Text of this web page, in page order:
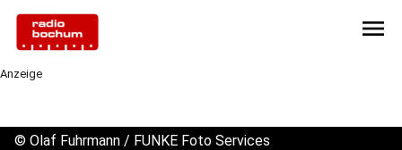
menu
Anzeige
© Olaf Fuhrmann / FUNKE Foto Services